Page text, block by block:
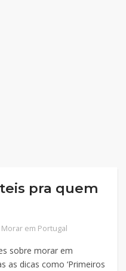
pra quem
Morar em Portugal
sobre morar em
as dicas como ‘Primeiros